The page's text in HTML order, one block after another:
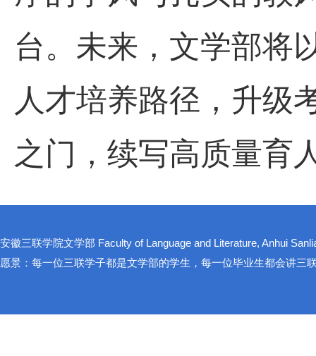
台。未来，文学部将
人才培养路径，升级
之门，续写高质量育
安徽三联学院文学部 Faculty of Language and Literature, Anhui
愿景：每一位三联学子都是文学部的学生，每一位毕业生都会讲三